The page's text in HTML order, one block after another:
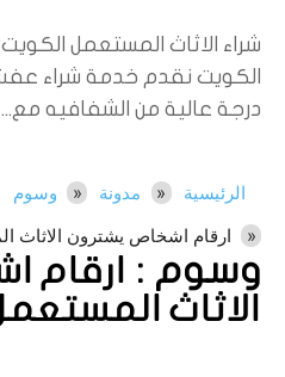
وسوم : ارقام
الاثاث
الرئيسية مدونة
وسوم
ارقام اشخاص يشترون الاثاث
شراء الاثاث المستعمل
الكويت نقدم خدمة شراء
درجة عالية من الشفافيه مع...